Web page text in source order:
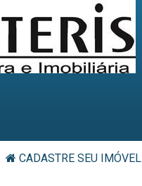
CADASTRE SEU IMÓVEL